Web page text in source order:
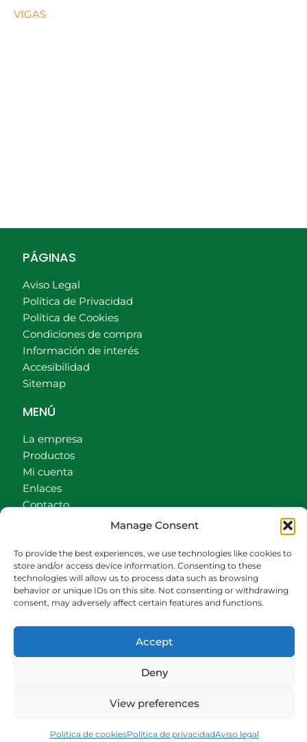
Manage Consent
To provide the best experiences, we use technologies like cookies to
store and/or access device information. Consenting to these
technologies will allow us to process data such as browsing
behavior or unique IDs on this site. Not consenting or withdrawing
consent, may adversely affect certain features and functions.
Accept
Deny
View preferences
Política de cookiesPolitica de privacidadAviso legal
VIGAS
PÁGINAS
Aviso Legal
Política de Privacidad
Política de Cookies
Condiciones de compra
Información de interés
Accesibilidad
Sitemap
MENÚ
La empresa
Productos
Mi cuenta
Enlaces
Contacto
CONTACTO
942540013
696426646
609472979
comercial@bediaycabarga.com
Fdez. Hontoria 20. Astillero. 39610 Cantabria
De lunes a viernes de 8:30 a 13:00 y de 15:00 a